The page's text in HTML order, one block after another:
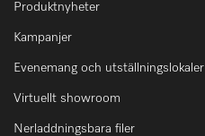
Produktnyheter
Kampanjer
Evenemang och utställningslokaler
Virtuellt showroom
Nerladdningsbara filer